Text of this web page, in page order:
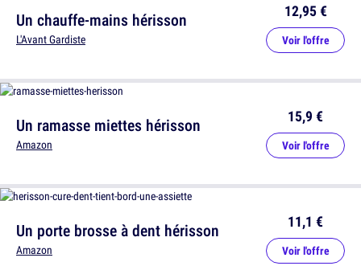
Un porte brosse à dent hérisson
Amazon
11,1 €
Voir l'offre
Un chauffe-mains hérisson
L'Avant Gardiste
12,95 €
Voir l'offre
Un ramasse miettes hérisson
Amazon
15,9 €
Voir l'offre